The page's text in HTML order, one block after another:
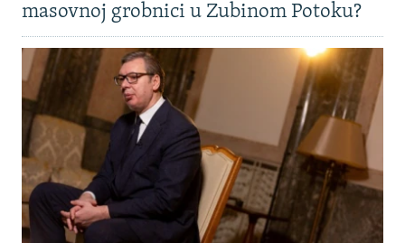
masovnoj grobnici u Zubinom Potoku?